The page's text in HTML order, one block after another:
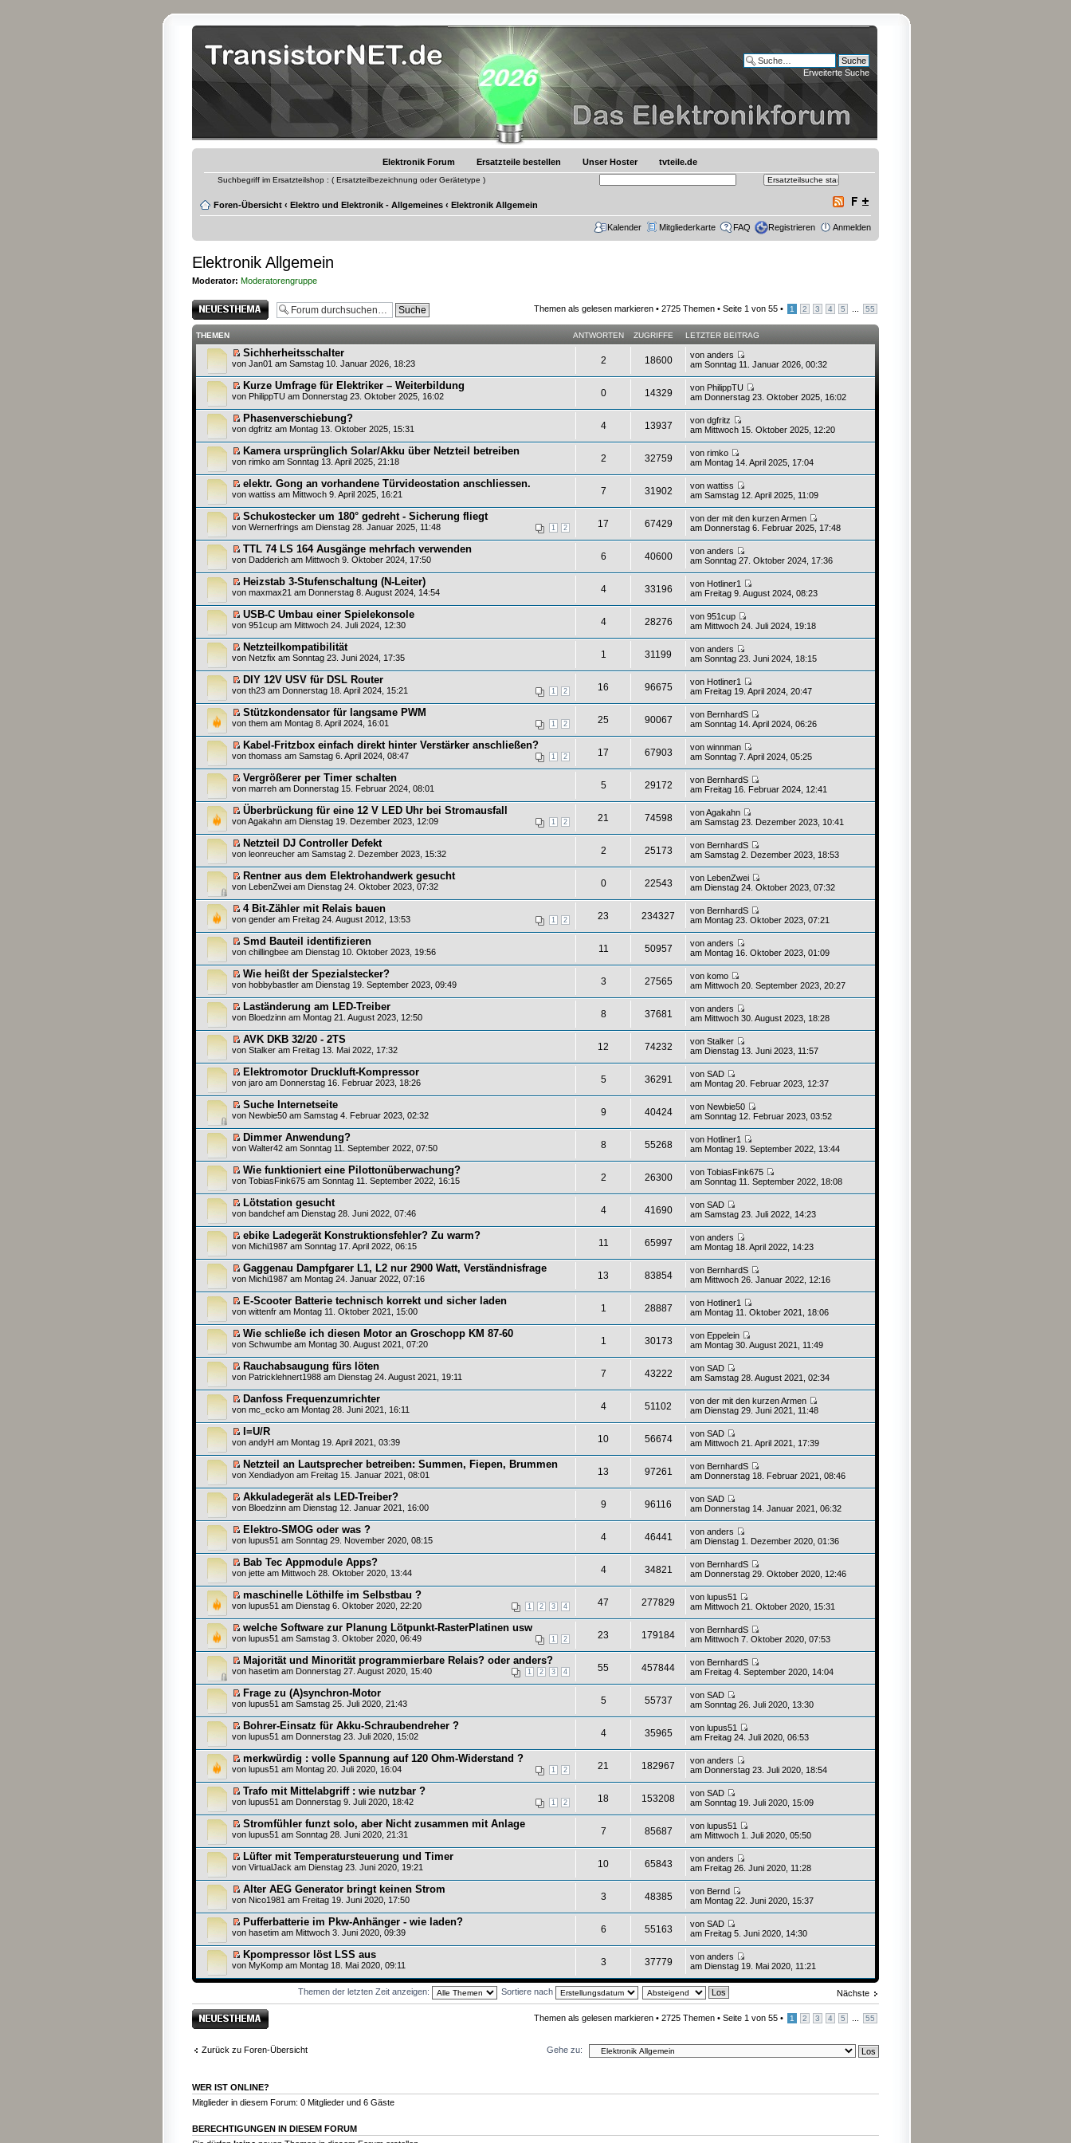
Erweiterte Suche
Elektronik Forum Ersatzteile bestellen Unser Hoster tvteile.de
Suchbegriff im Ersatzteilshop : ( Ersatzteilbezeichnung oder Gerätetype )
Foren-Übersicht ‹ Elektro und Elektronik - Allgemeines ‹ Elektronik Allgemein
Kalender Mitgliederkarte FAQ Registrieren Anmelden
Elektronik Allgemein
Moderator: Moderatorengruppe
Neues Thema
erstellen
Themen als gelesen markieren • 2725 Themen • Seite 1 von 55 • 1 2 3 4 5 55
THEMEN ANTWORTEN ZUGRIFFE LETZTER BEITRAG
Sichherheitsschalter
von Jan01 am Samstag 10. Januar 2026, 18:23 2 18600 vonanders
am Sonntag 11. Januar 2026, 00:32
Kurze Umfrage für Elektriker – Weiterbildung
von PhilippTU am Donnerstag 23. Oktober 2025, 16:02 0 14329 von PhilippTU
am Donnerstag 23. Oktober 2025, 16:02
Phasenverschiebung?
von dgfritz am Montag 13. Oktober 2025, 15:31 4 13937 vondgfritz
am Mittwoch 15. Oktober 2025, 12:20
Kamera ursprünglich Solar/Akku über Netzteil betreiben
von rimko am Sonntag 13. April 2025, 21:18 2 32759 vonrimko
am Montag 14. April 2025, 17:04
elektr. Gong an vorhandene Türvideostation anschliessen.
von wattiss am Mittwoch 9. April 2025, 16:21 7 31902 vonwattiss
am Samstag 12. April 2025, 11:09
Schukostecker um 180° gedreht - Sicherung fliegt
1 2
von Wernerfrings am Dienstag 28. Januar 2025, 11:48 17 67429 vonder mit den kurzen Armen
am Donnerstag 6. Februar 2025, 17:48
TTL 74 LS 164 Ausgänge mehrfach verwenden
von Dadderich am Mittwoch 9. Oktober 2024, 17:50 6 40600 vonanders
am Sonntag 27. Oktober 2024, 17:36
Heizstab 3-Stufenschaltung (N-Leiter)
von maxmax21 am Donnerstag 8. August 2024, 14:54 4 33196 von Hotliner1
am Freitag 9. August 2024, 08:23
USB-C Umbau einer Spielekonsole
von 951cup am Mittwoch 24. Juli 2024, 12:30 4 28276 von951cup
am Mittwoch 24. Juli 2024, 19:18
Netzteilkompatibilität
von Netzfix am Sonntag 23. Juni 2024, 17:35 1 31199 vonanders
am Sonntag 23. Juni 2024, 18:15
DIY 12V USV für DSL Router
1 2
von th23 am Donnerstag 18. April 2024, 15:21 16 96675 von Hotliner1
am Freitag 19. April 2024, 20:47
Stützkondensator für langsame PWM
1 2
von them am Montag 8. April 2024, 16:01 25 90067 von BernhardS
am Sonntag 14. April 2024, 06:26
Kabel-Fritzbox einfach direkt hinter Verstärker anschließen?
1 2
von thomass am Samstag 6. April 2024, 08:47 17 67903 vonwinnman
am Sonntag 7. April 2024, 05:25
Vergrößerer per Timer schalten
von marreh am Donnerstag 15. Februar 2024, 08:01 5 29172 von BernhardS
am Freitag 16. Februar 2024, 12:41
Überbrückung für eine 12 V LED Uhr bei Stromausfall
1 2
vonAgakahn am Dienstag 19. Dezember 2023, 12:09 21 74598 vonAgakahn
am Samstag 23. Dezember 2023, 10:41
Netzteil DJ Controller Defekt
von leonreucher am Samstag 2. Dezember 2023, 15:32 2 25173 von BernhardS
am Samstag 2. Dezember 2023, 18:53
Rentner aus dem Elektrohandwerk gesucht
von LebenZwei am Dienstag 24. Oktober 2023, 07:32 0 22543 von LebenZwei
am Dienstag 24. Oktober 2023, 07:32
4 Bit-Zähler mit Relais bauen
1 2
von gender am Freitag 24. August 2012, 13:53 23 234327 von BernhardS
am Montag 23. Oktober 2023, 07:21
Smd Bauteil identifizieren
von chillingbee am Dienstag 10. Oktober 2023, 19:56 11 50957 vonanders
am Montag 16. Oktober 2023, 01:09
Wie heißt der Spezialstecker?
von hobbybastler am Dienstag 19. September 2023, 09:49 3 27565 vonkomo
am Mittwoch 20. September 2023, 20:27
Laständerung am LED-Treiber
von Bloedzinn am Montag 21. August 2023, 12:50 8 37681 vonanders
am Mittwoch 30. August 2023, 18:28
AVK DKB 32/20 - 2TS
von Stalker am Freitag 13. Mai 2022, 17:32 12 74232 vonStalker
am Dienstag 13. Juni 2023, 11:57
Elektromotor Druckluft-Kompressor
von jaro am Donnerstag 16. Februar 2023, 18:26 5 36291 vonSAD
am Montag 20. Februar 2023, 12:37
Suche Internetseite
von Newbie50 am Samstag 4. Februar 2023, 02:32 9 40424 von Newbie50
am Sonntag 12. Februar 2023, 03:52
Dimmer Anwendung?
von Walter42 am Sonntag 11. September 2022, 07:50 8 55268 von Hotliner1
am Montag 19. September 2022, 13:44
Wie funktioniert eine Pilottonüberwachung?
von TobiasFink675 am Sonntag 11. September 2022, 16:15 2 26300 vonTobiasFink675
am Sonntag 11. September 2022, 18:08
Lötstation gesucht
von bandchef am Dienstag 28. Juni 2022, 07:46 4 41690 vonSAD
am Samstag 23. Juli 2022, 14:23
ebike Ladegerät Konstruktionsfehler? Zu warm?
von Michi1987 am Sonntag 17. April 2022, 06:15 11 65997 vonanders
am Montag 18. April 2022, 14:23
Gaggenau Dampfgarer L1, L2 nur 2900 Watt, Verständnisfrage
von Michi1987 am Montag 24. Januar 2022, 07:16 13 83854 von BernhardS
am Mittwoch 26. Januar 2022, 12:16
E-Scooter Batterie technisch korrekt und sicher laden
von wittenfr am Montag 11. Oktober 2021, 15:00 1 28887 von Hotliner1
am Montag 11. Oktober 2021, 18:06
Wie schließe ich diesen Motor an Groschopp KM 87-60
von Schwumbe am Montag 30. August 2021, 07:20 1 30173 von Eppelein
am Montag 30. August 2021, 11:49
Rauchabsaugung fürs löten
von Patricklehnert1988 am Dienstag 24. August 2021, 19:11 7 43222 vonSAD
am Samstag 28. August 2021, 02:34
Danfoss Frequenzumrichter
von mc_ecko am Montag 28. Juni 2021, 16:11 4 51102 vonder mit den kurzen Armen
am Dienstag 29. Juni 2021, 11:48
I=U/R
von andyH am Montag 19. April 2021, 03:39 10 56674 vonSAD
am Mittwoch 21. April 2021, 17:39
Netzteil an Lautsprecher betreiben: Summen, Fiepen, Brummen
von Xendiadyon am Freitag 15. Januar 2021, 08:01 13 97261 von BernhardS
am Donnerstag 18. Februar 2021, 08:46
Akkuladegerät als LED-Treiber?
von Bloedzinn am Dienstag 12. Januar 2021, 16:00 9 96116 vonSAD
am Donnerstag 14. Januar 2021, 06:32
Elektro-SMOG oder was ?
von lupus51 am Sonntag 29. November 2020, 08:15 4 46441 vonanders
am Dienstag 1. Dezember 2020, 01:36
Bab Tec Appmodule Apps?
von jette am Mittwoch 28. Oktober 2020, 13:44 4 34821 von BernhardS
am Donnerstag 29. Oktober 2020, 12:46
maschinelle Löthilfe im Selbstbau ?
1 2 3 4
von lupus51 am Dienstag 6. Oktober 2020, 22:20 47 277829 vonlupus51
am Mittwoch 21. Oktober 2020, 15:31
welche Software zur Planung Lötpunkt-RasterPlatinen usw
1 2
von lupus51 am Samstag 3. Oktober 2020, 06:49 23 179184 von BernhardS
am Mittwoch 7. Oktober 2020, 07:53
Majorität und Minorität programmierbare Relais? oder anders?
1 2 3 4
von hasetim am Donnerstag 27. August 2020, 15:40 55 457844 von BernhardS
am Freitag 4. September 2020, 14:04
Frage zu (A)synchron-Motor
von lupus51 am Samstag 25. Juli 2020, 21:43 5 55737 vonSAD
am Sonntag 26. Juli 2020, 13:30
Bohrer-Einsatz für Akku-Schraubendreher ?
von lupus51 am Donnerstag 23. Juli 2020, 15:02 4 35965 vonlupus51
am Freitag 24. Juli 2020, 06:53
merkwürdig : volle Spannung auf 120 Ohm-Widerstand ?
1 2
von lupus51 am Montag 20. Juli 2020, 16:04 21 182967 vonanders
am Donnerstag 23. Juli 2020, 18:54
Trafo mit Mittelabgriff : wie nutzbar ?
1 2
von lupus51 am Donnerstag 9. Juli 2020, 18:42 18 153208 vonSAD
am Sonntag 19. Juli 2020, 15:09
Stromfühler funzt solo, aber Nicht zusammen mit Anlage
von lupus51 am Sonntag 28. Juni 2020, 21:31 7 85687 vonlupus51
am Mittwoch 1. Juli 2020, 05:50
Lüfter mit Temperatursteuerung und Timer
von VirtualJack am Dienstag 23. Juni 2020, 19:21 10 65843 vonanders
am Freitag 26. Juni 2020, 11:28
Alter AEG Generator bringt keinen Strom
von Nico1981 am Freitag 19. Juni 2020, 17:50 3 48385 von Bernd
am Montag 22. Juni 2020, 15:37
Pufferbatterie im Pkw-Anhänger - wie laden?
von hasetim am Mittwoch 3. Juni 2020, 09:39 6 55163 vonSAD
am Freitag 5. Juni 2020, 14:30
Kpompressor löst LSS aus
von MyKomp am Montag 18. Mai 2020, 09:11 3 37779 vonanders
am Dienstag 19. Mai 2020, 11:21
Nächste
Themen der letzten Zeit anzeigen: Sortiere nach
Neues Thema
erstellen
Themen als gelesen markieren • 2725 Themen • Seite 1 von 55 • 1 2 3 4 5 55
Zurück zu Foren-Übersicht Gehe zu:
WER IST ONLINE?
Mitglieder in diesem Forum: 0 Mitglieder und 6 Gäste
BERECHTIGUNGEN IN DIESEM FORUM